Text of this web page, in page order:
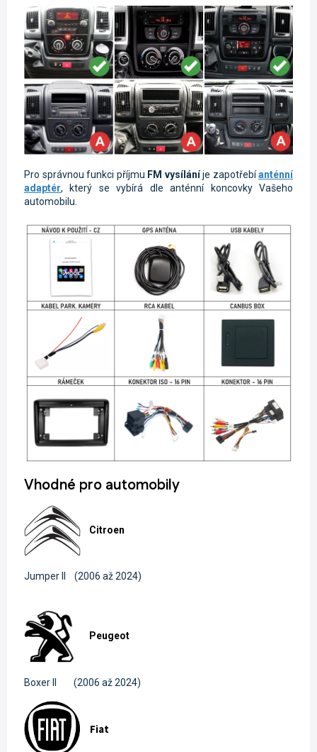
Pro správnou funkci příjmu FM vysíláníje zapotřebíanténní
adaptér, který se vybírá dle anténní koncovky Vašeho
automobilu.
Vhodné pro automobily
Citroen
Jumper II (2006 až 2024)
Peugeot
Boxer II (2006 až 2024)
Fiat